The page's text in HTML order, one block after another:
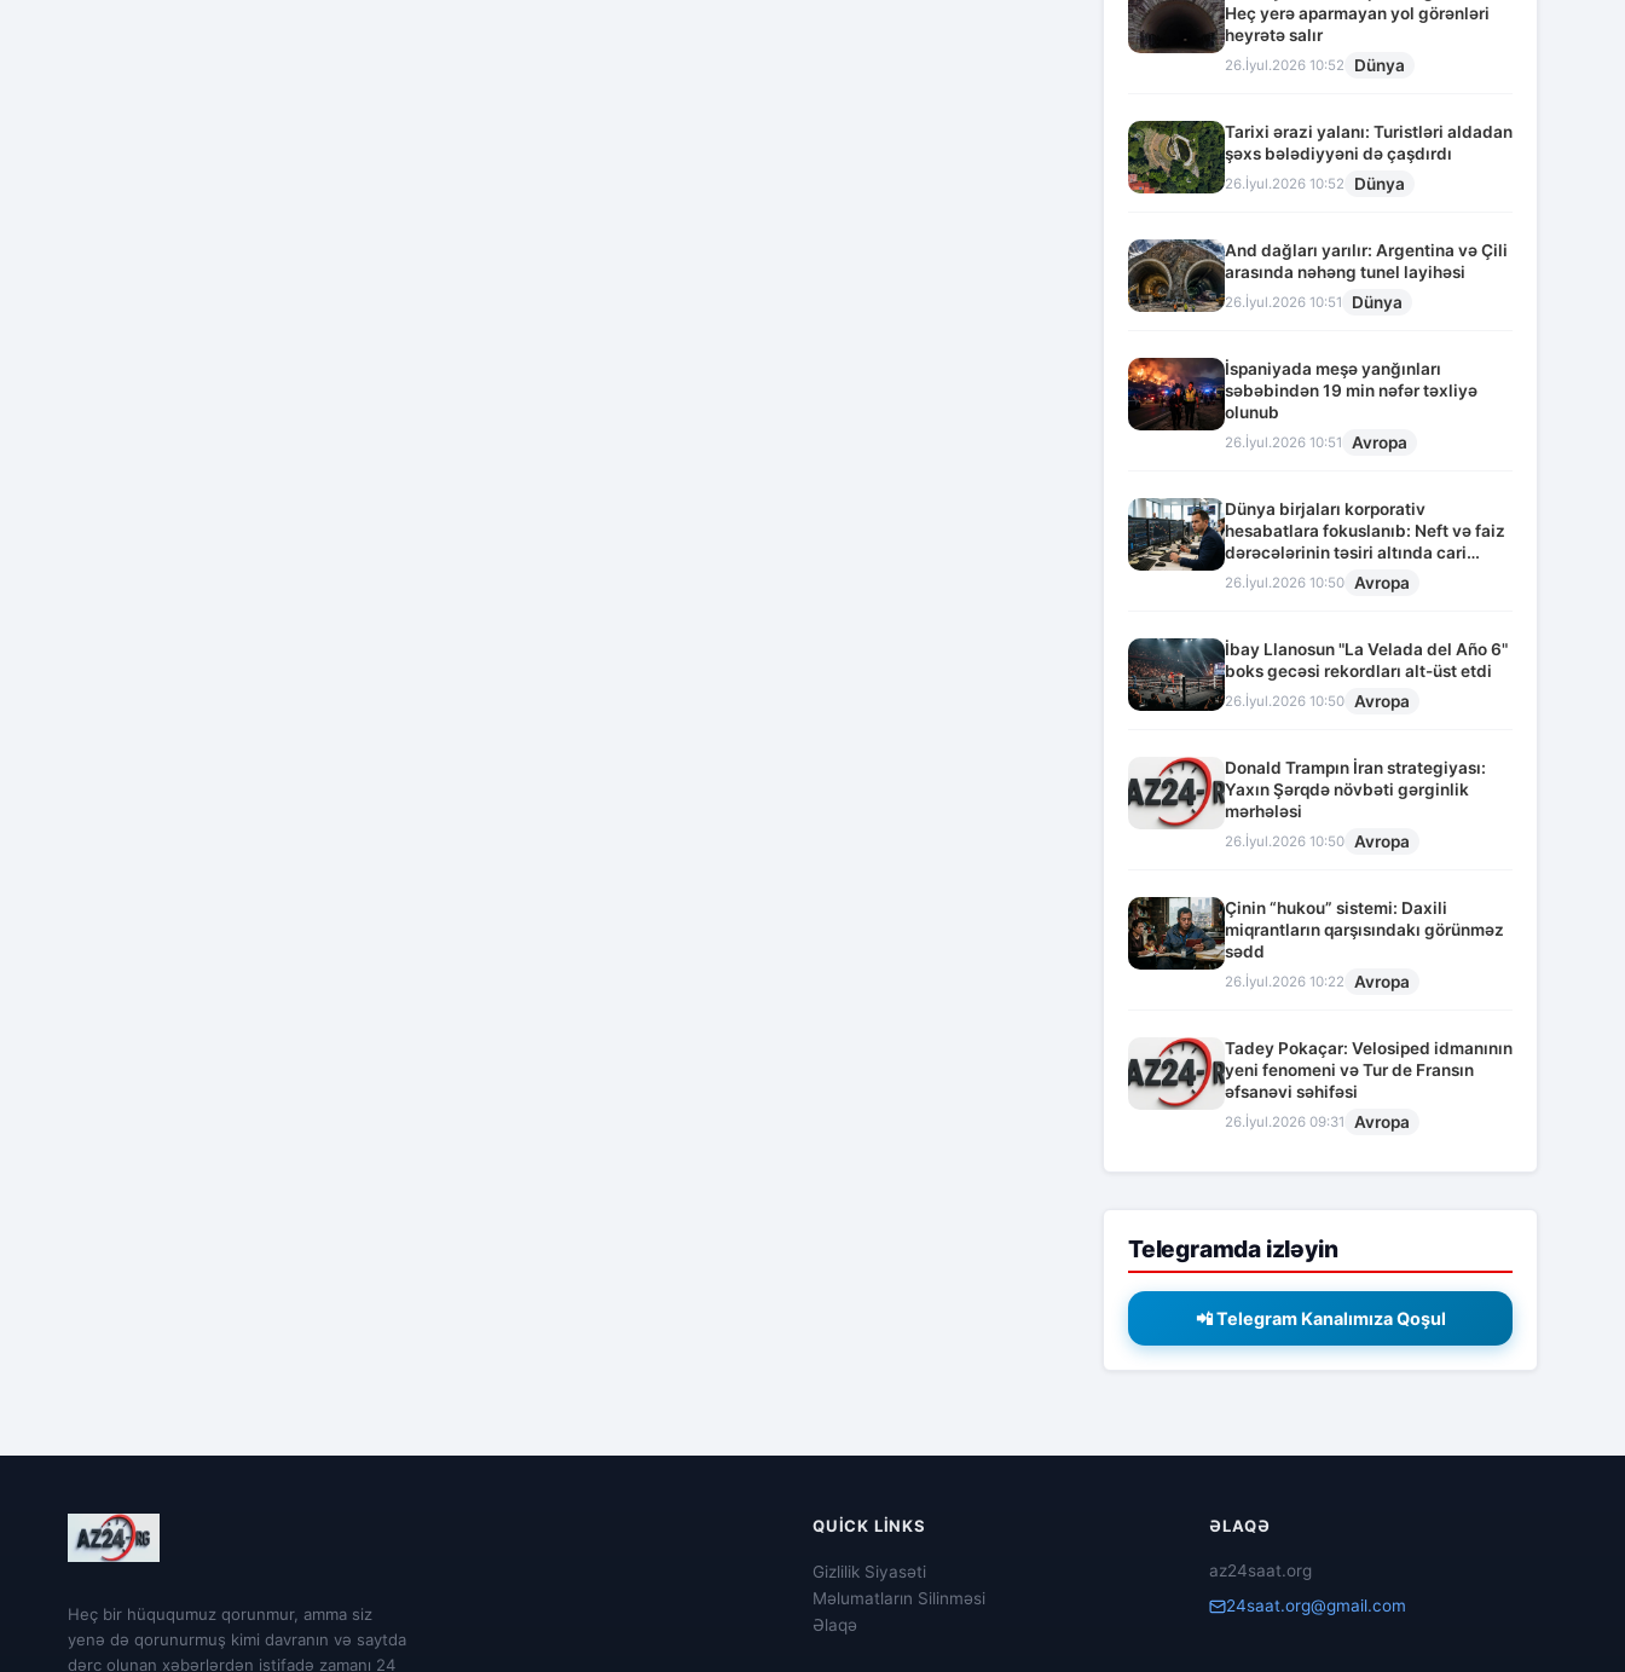
Heç yerə aparmayan yol görənləri
heyrətə salır
26.İyul.2026 10:52 Dünya
Tarixi ərazi yalanı: Turistləri aldadan
şəxs bələdiyyəni də çaşdırdı
26.İyul.2026 10:52 Dünya
And dağları yarılır: Argentina və Çili
arasında nəhəng tunel layihəsi
26.İyul.2026 10:51 Dünya
İspaniyada meşə yanğınları
səbəbindən 19 min nəfər təxliyə
olunub
26.İyul.2026 10:51 Avropa
Dünya birjaları korporativ
hesabatlara fokuslanıb: Neft və faiz
dərəcələrinin təsiri altında cari
vəziyyət
26.İyul.2026 10:50 Avropa
İbay Llanosun "La Velada del Año 6"
boks gecəsi rekordları alt-üst etdi
26.İyul.2026 10:50 Avropa
Donald Trampın İran strategiyası:
Yaxın Şərqdə növbəti gərginlik
mərhələsi
26.İyul.2026 10:50 Avropa
Çinin “hukou” sistemi: Daxili
miqrantların qarşısındakı görünməz
sədd
26.İyul.2026 10:22 Avropa
Tadey Pokaçar: Velosiped idmanının
yeni fenomeni və Tur de Fransın
əfsanəvi səhifəsi
26.İyul.2026 09:31 Avropa
Telegramda izləyin
📲 Telegram Kanalımıza Qoşul
Heç bir hüququmuz qorunmur, amma siz
yenə də qorunurmuş kimi davranın və saytda
dərc olunan xəbərlərdən istifadə zamanı 24
QUICK LINKS
Gizlilik Siyasəti
Məlumatların Silinməsi
Əlaqə
ƏLAQƏ
az24saat.org
24saat.org@gmail.com